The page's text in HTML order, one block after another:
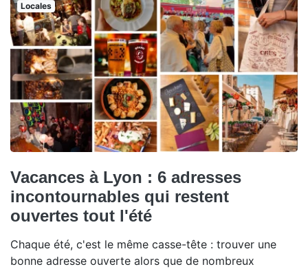
Locales
Vacances à Lyon : 6 adresses
incontournables qui restent
ouvertes tout l'été
Chaque été, c'est le même casse-tête : trouver une
bonne adresse ouverte alors que de nombreux